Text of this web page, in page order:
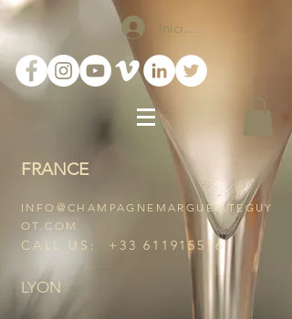
Iniciar sesión
FRANCE
INFO@CHAMPAGNEMARGUERITEGUY
OT.COM
CALL US: +33 611915516
LYON